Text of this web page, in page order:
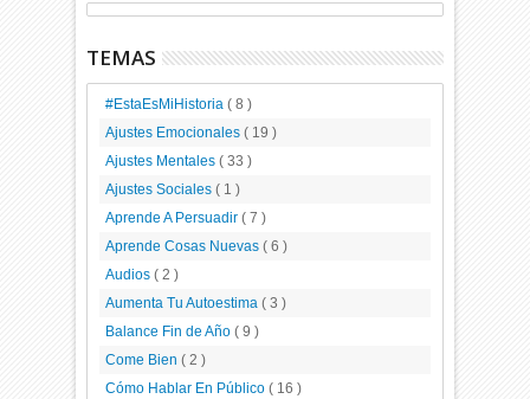
TEMAS
#EstaEsMiHistoria( 8 )
Ajustes Emocionales( 19 )
Ajustes Mentales( 33 )
Ajustes Sociales( 1 )
Aprende A Persuadir( 7 )
Aprende Cosas Nuevas( 6 )
Audios( 2 )
Aumenta Tu Autoestima( 3 )
Balance Fin de Año( 9 )
Come Bien( 2 )
Cómo Hablar En Público( 16 )